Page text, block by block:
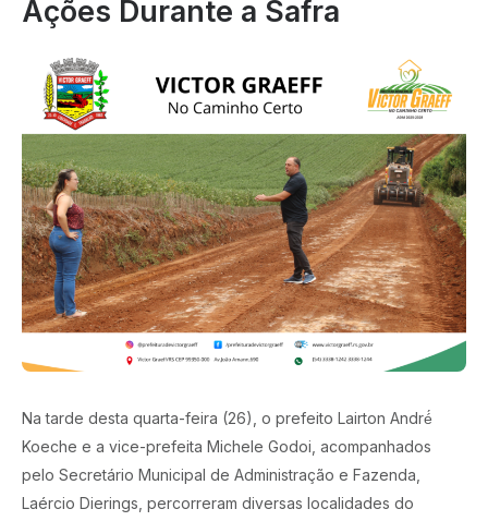
Ações Durante a Safra
Na tarde desta quarta-feira (26), o prefeito Lairton André́
Koeche e a vice-prefeita Michele Godoi, acompanhados
pelo Secretário Municipal de Administração e Fazenda,
Laércio Dierings, percorreram diversas localidades do